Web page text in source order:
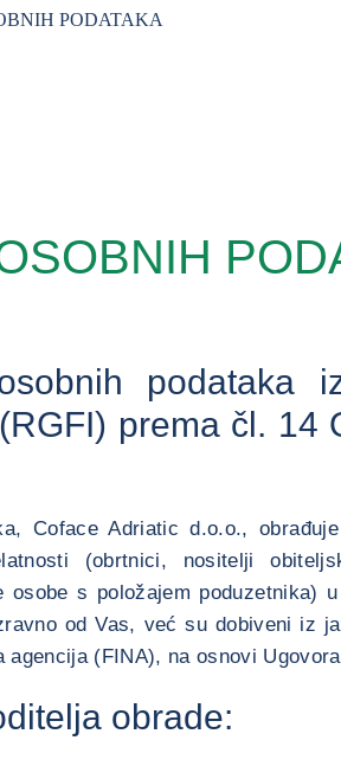
PODATAKA
podataka
prema čl. 14
Coface Adriatic d.o.o.,
(obrtnici, nositelji
s položajem poduzetnika)
od Vas, već su dobiveni iz
(FINA), na osnovi
obrade: